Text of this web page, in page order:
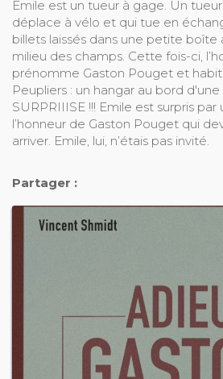
Emile est un tueur à gage. Un
déplace à vélo et qui tue en
billets laissés dans une petite
milieu des champs. Cette fois-ci,
prénomme Gaston Pouget et
Peupliers : un hangar au bord
SURPRIIISE !!! Emile est surpris par
l’honneur de Gaston Pouget qui
arriver. Emile, lui, n’étais pas invité.
Partager :